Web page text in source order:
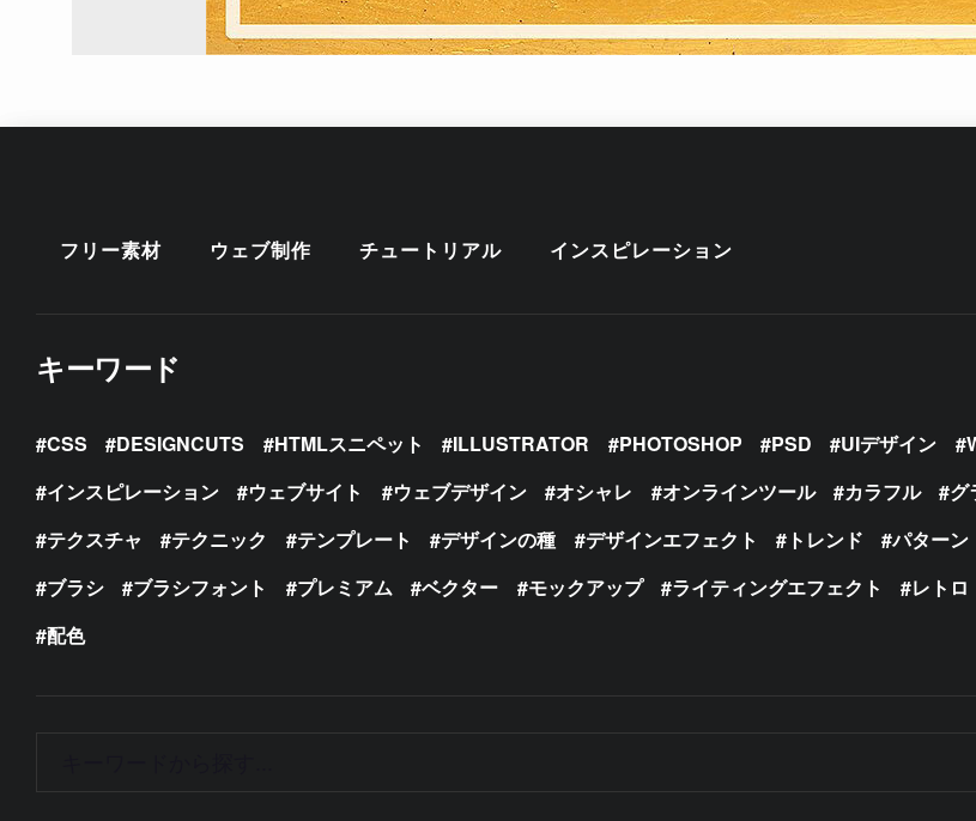
フリー素材 ウェブ制作 チュートリアル インスピレーション
キーワード
CSS DESIGNCUTS HTMLスニペット ILLUSTRATOR PHOTOSHOP PSD UIデザイン
インスピレーション
ウェブサイト ウェブデザイン オシャレ オンラインツール カラフル グ
テクスチャ
テクニック テンプレート デザインの種 デザインエフェクト トレンド パターン
ブラシ
ブラシフォント プレミアム ベクター モックアップ ライティングエフェクト レトロ
配色